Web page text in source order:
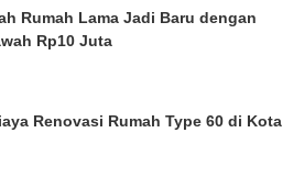
Rumah Lama Jadi Baru dengan
Rp10 Juta
Renovasi Rumah Type 60 di Kota